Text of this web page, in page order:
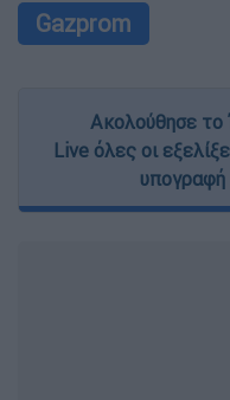
Gazprom
Ακολούθησε το
Live όλες οι